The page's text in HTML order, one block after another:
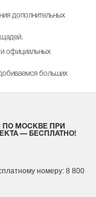
дополнительных
и официальных
больших
ПО МОСКВЕ ПРИ
— БЕСПЛАТНО!
номеру: 8 800